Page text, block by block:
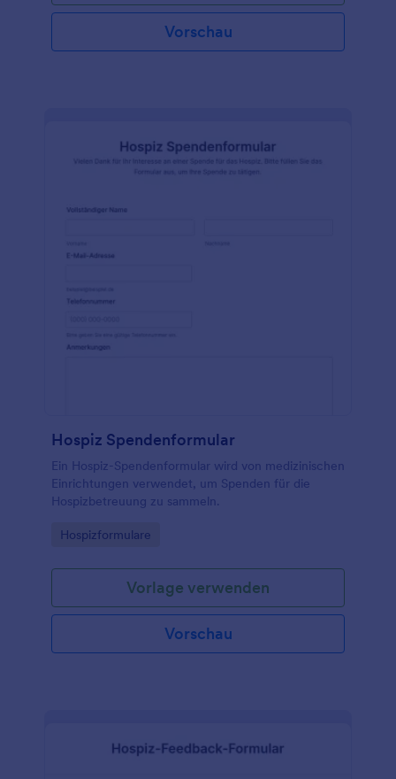
Vorschau
Hospiz Spendenformular
Ein Hospiz-Spendenformular wird von medizinischen
Einrichtungen verwendet, um Spenden für die
Hospizbetreuung zu sammeln.
Go to Category:
Hospizformulare
Vorlage verwenden
Vorschau